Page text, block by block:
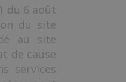
du 6 août
du site
au site
de cause
services